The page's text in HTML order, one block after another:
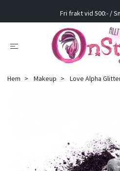
Fri frakt vid 500:- /
Hem Makeup Love Alpha